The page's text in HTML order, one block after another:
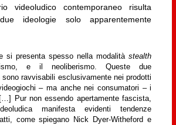
videoludico contemporaneo risulta
ideologie solo apparentemente
si presenta spesso nella modalitàstealth
e il neoliberismo. Queste due
sono ravvisabili esclusivamente nei prodotti
– ma anche nei consumatori – i
Pur non essendo apertamente fascista,
manifesta evidenti tendenze
come spiegano Nick Dyer-Witheford e